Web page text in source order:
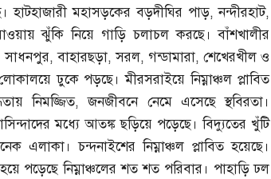
হাটহাজারী মহাসড়কের বড়দীঘির পাড়,নন্দীরহাট,
ঝুঁকি নিয়ে গাড়ি চলাচল করছে। বাঁশখালীর
সাধনপুর,বাহারছড়া,সরল,গন্ডামারা,শেখেরখীল ও
ঢুকে পড়ছে। মীরসরাইয়ে নিম্নাঞ্চল প্লাবিত
নিমজ্জিত,জনজীবনে নেমে এসেছে স্থবিরতা।
মধ্যে আতঙ্ক ছড়িয়ে পড়েছে। বিদ্যুতের খুঁটি
এলাকা। চন্দনাইশের নিম্নাঞ্চল প্লাবিত হয়েছে।
পড়েছে নিম্নাঞ্চলের শত শত পরিবার। পাহাড়ি ঢল